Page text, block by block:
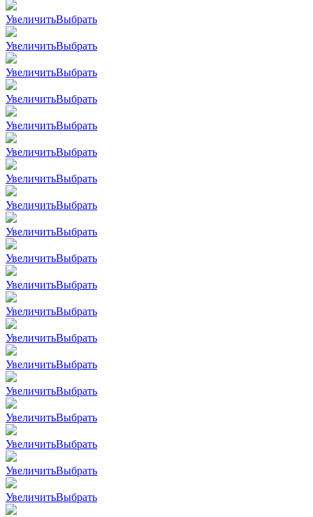
УвеличитьВыбрать
УвеличитьВыбрать
УвеличитьВыбрать
УвеличитьВыбрать
УвеличитьВыбрать
УвеличитьВыбрать
УвеличитьВыбрать
УвеличитьВыбрать
УвеличитьВыбрать
УвеличитьВыбрать
УвеличитьВыбрать
УвеличитьВыбрать
УвеличитьВыбрать
УвеличитьВыбрать
УвеличитьВыбрать
УвеличитьВыбрать
УвеличитьВыбрать
УвеличитьВыбрать
УвеличитьВыбрать